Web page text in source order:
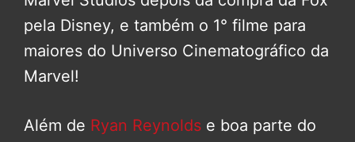
pela Disney, e também o 1° filme para
maiores do Universo Cinematográfico da
Marvel!
Além de Ryan Reynolds e boa parte do